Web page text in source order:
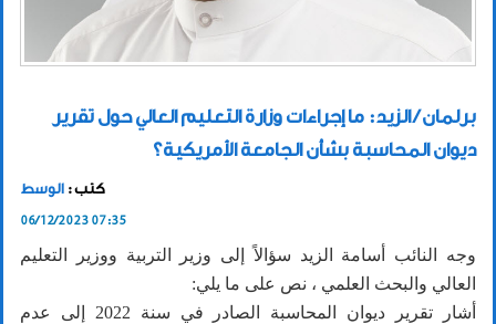
برلمان / الزيد: ما إجراءات وزارة التعليم العالي حول تقرير
ديوان المحاسبة بشأن الجامعة الأمريكية؟
كتب : الوسط
06/12/2023 07:35
وجه النائب أسامة الزيد سؤالاً إلى وزير التربية ووزير التعليم
العالي والبحث العلمي ، نص على ما يلي:
أشار تقرير ديوان المحاسبة الصادر في سنة 2022 إلى عدم